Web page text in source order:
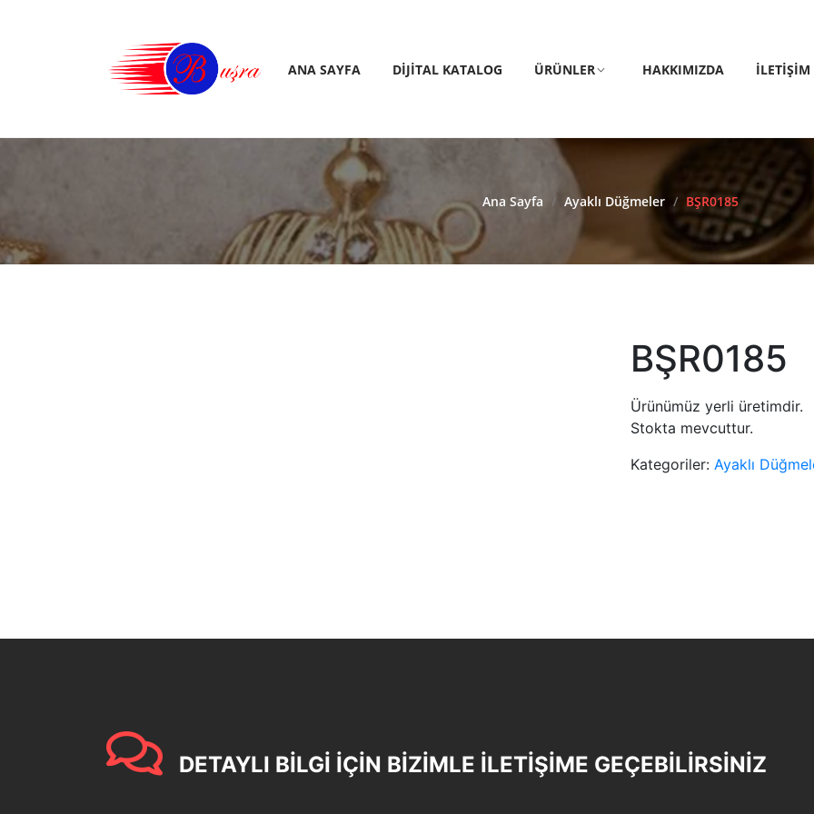
ANA SAYFA DIJITAL KATALOG ÜRÜNLER HAKKIMIZDA İLETIŞIM
Ana Sayfa / Ayaklı Düğmeler / BŞR0185
BŞR0185
Ürünümüz yerli üretimdir.
Stokta mevcuttur.
Kategoriler:Ayaklı
DETAYLI BİLGİ İÇİN BİZİMLE İLETİŞİME GEÇEBİLİRSİNİZ